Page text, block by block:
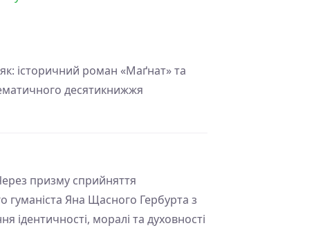
історичний роман «Маґнат» та
десятикнижжя
призму сприйняття
Яна Щасного Гербурта з
ідентичності, моралі та духовності